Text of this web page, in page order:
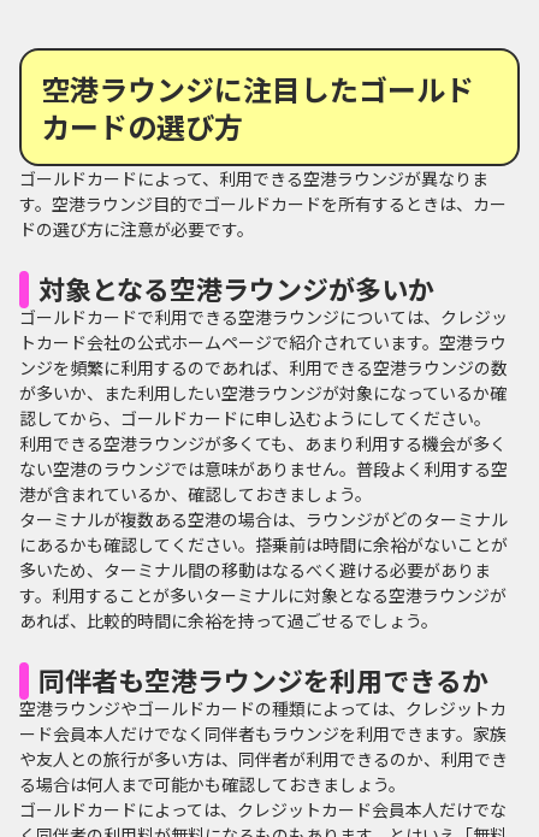
空港ラウンジに注目したゴールド
カードの選び方
ゴールドカードによって、利用できる空港ラウンジが異なりま
す。空港ラウンジ目的でゴールドカードを所有するときは、カー
ドの選び方に注意が必要です。
対象となる空港ラウンジが多いか
ゴールドカードで利用できる空港ラウンジについては、クレジッ
トカード会社の公式ホームページで紹介されています。空港ラウ
ンジを頻繁に利用するのであれば、利用できる空港ラウンジの数
が多いか、また利用したい空港ラウンジが対象になっているか確
認してから、ゴールドカードに申し込むようにしてください。
利用できる空港ラウンジが多くても、あまり利用する機会が多く
ない空港のラウンジでは意味がありません。普段よく利用する空
港が含まれているか、確認しておきましょう。
ターミナルが複数ある空港の場合は、ラウンジがどのターミナル
にあるかも確認してください。搭乗前は時間に余裕がないことが
多いため、ターミナル間の移動はなるべく避ける必要がありま
す。利用することが多いターミナルに対象となる空港ラウンジが
あれば、比較的時間に余裕を持って過ごせるでしょう。
同伴者も空港ラウンジを利用できるか
空港ラウンジやゴールドカードの種類によっては、クレジットカ
ード会員本人だけでなく同伴者もラウンジを利用できます。家族
や友人との旅行が多い方は、同伴者が利用できるのか、利用でき
る場合は何人まで可能かも確認しておきましょう。
ゴールドカードによっては、クレジットカード会員本人だけでな